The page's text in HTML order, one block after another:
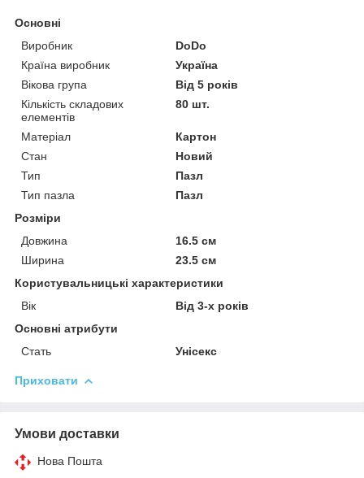
Основні
Виробник
DoDo
Країна виробник
Україна
Вікова група
Від 5 років
Кількість складових
елементів
80 шт.
Матеріал
Картон
Стан
Новий
Тип
Пазл
Тип пазла
Пазл
Розміри
Довжина
16.5 см
Ширина
23.5 см
Користувальницькі характеристики
Вік
Від 3-х років
Основні атрибути
Стать
Унісекс
Приховати
Умови доставки
Нова Пошта